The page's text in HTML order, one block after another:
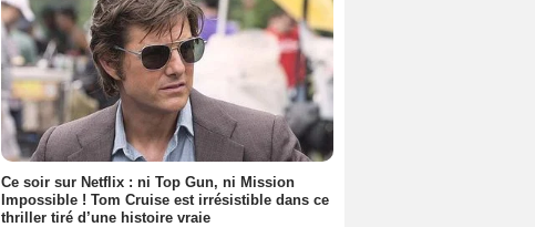
Ce soir sur Netflix : ni Top Gun, ni Mission
Impossible ! Tom Cruise est irrésistible dans ce
thriller tiré d’une histoire vraie